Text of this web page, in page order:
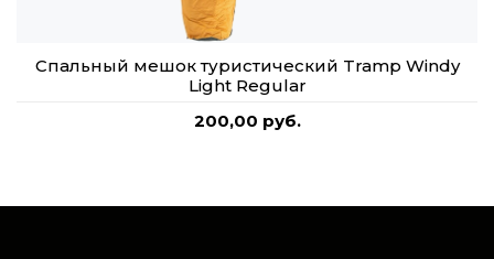
Спальный мешок туристический Tramp Windy
Light Regular
200,00 руб.